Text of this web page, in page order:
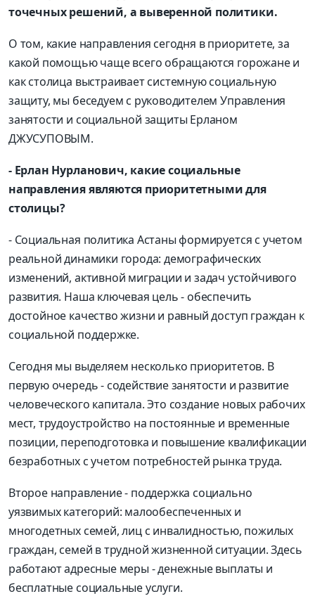
точечных решений, а выверенной политики.
О том, какие направления сегодня в приоритете, за
какой помощью чаще всего обращаются горожане и
как столица выстраивает системную социальную
защиту, мы беседуем с руководителем Управления
занятости и социальной защиты Ерланом
ДЖУСУПОВЫМ.
- Ерлан Нурланович, какие социальные
направления являются приоритетными для
столицы?
- Социальная политика Астаны формируется с учетом
реальной динамики города: демографических
изменений, активной миграции и задач устойчивого
развития. Наша ключевая цель - обеспечить
достойное качество жизни и равный доступ граждан к
социальной поддержке.
Сегодня мы выделяем несколько приоритетов. В
первую очередь - содействие занятости и развитие
человеческого капитала. Это создание новых рабочих
мест, трудоустройство на постоянные и временные
позиции, переподготовка и повышение квалификации
безработных с учетом потребностей рынка труда.
Второе направление - поддержка социально
уязвимых категорий: малообеспеченных и
многодетных семей, лиц с инвалидностью, пожилых
граждан, семей в трудной жизненной ситуации. Здесь
работают адресные меры - денежные выплаты и
бесплатные социальные услуги.